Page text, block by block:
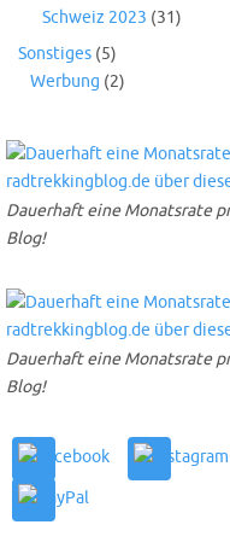
Schweiz 2023 (31)
Sonstiges (5)
Werbung (2)
Dauerhaft eine Monatsrate
Blog!
Dauerhaft eine Monatsrate
Blog!